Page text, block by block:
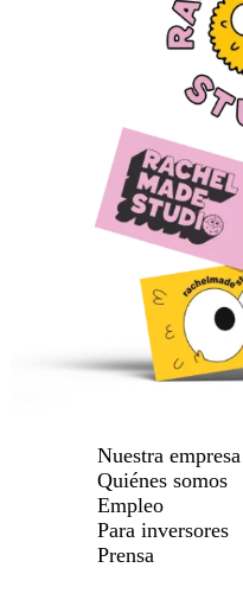
Nuestra empresa
Quiénes somos
Empleo
Para inversores
Prensa